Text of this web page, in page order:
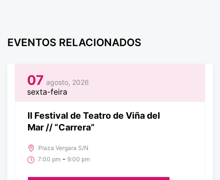
EVENTOS RELACIONADOS
07 agosto, 2026
sexta-feira
II Festival de Teatro de Viña del
Mar // “Carrera”
Plaza Vergara S/N
7:00 pm - 9:00 pm